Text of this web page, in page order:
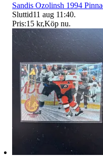
Sandis Ozolinsh 1994
Sluttid11 aug 11:40.
Pris:15 kr,Köp nu.